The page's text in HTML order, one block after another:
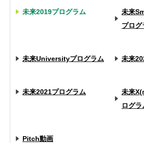
未来2019プログラム
未来
プログ
未来Universityプログラム 未来
未来2021プログラム
未来
ログラ
Pitch動画